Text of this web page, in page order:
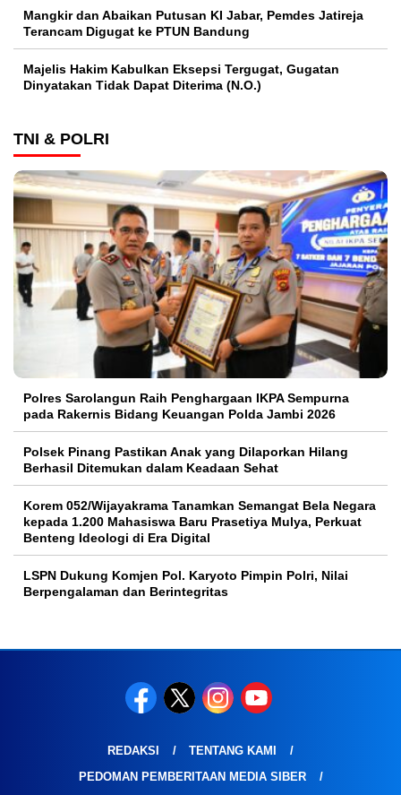
Mangkir dan Abaikan Putusan KI Jabar, Pemdes Jatireja
Terancam Digugat ke PTUN Bandung
Majelis Hakim Kabulkan Eksepsi Tergugat, Gugatan
Dinyatakan Tidak Dapat Diterima (N.O.)
TNI & POLRI
Polres Sarolangun Raih Penghargaan IKPA Sempurna
pada Rakernis Bidang Keuangan Polda Jambi 2026
Polsek Pinang Pastikan Anak yang Dilaporkan Hilang
Berhasil Ditemukan dalam Keadaan Sehat
Korem 052/Wijayakrama Tanamkan Semangat Bela Negara
kepada 1.200 Mahasiswa Baru Prasetiya Mulya, Perkuat
Benteng Ideologi di Era Digital
LSPN Dukung Komjen Pol. Karyoto Pimpin Polri, Nilai
Berpengalaman dan Berintegritas
REDAKSI
TENTANG KAMI
PEDOMAN PEMBERITAAN MEDIA SIBER